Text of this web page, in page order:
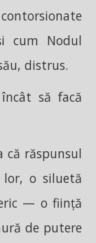
cum Nodul
distrus.
să facă
că răspunsul
o siluetă
— o ființă
de putere